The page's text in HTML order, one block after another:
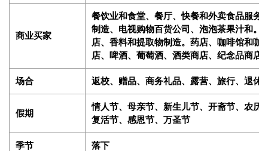
商业买家
餐饮业和食堂、餐厅、快餐和外卖食品服务
制造、电视购物百货公司、泡泡茶果汁和。
店、香料和提取物制造。药店、咖啡馆和咖
店、啤酒、葡萄酒、酒类商店、纪念品商店
场合 返校、赠品、商务礼品、露营、旅行、退休
假期
情人节、母亲节、新生儿节、开斋节、农历
复活节、感恩节、万圣节
季节 落下